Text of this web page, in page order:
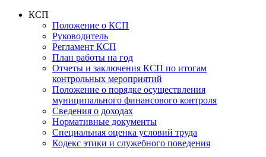
КСП
Положение о КСП
Руководитель
Регламент КСП
План работы на год
Отчеты и заключения КСП по итогам
контрольных мероприятий
Положение о порядке осуществления
муниципального финансового контроля
Сведения о доходах
Нормативные документы
Специальная оценка условий труда
Кодекс этики и служебного поведения